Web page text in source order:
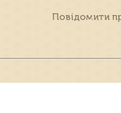
Повідомити